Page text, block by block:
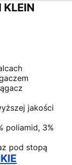
KLEIN
jakości
poliamid, 3%
pod stopą